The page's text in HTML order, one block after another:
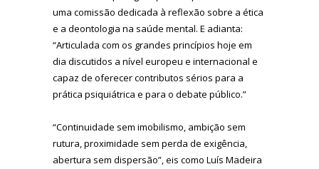
uma comissão dedicada à reflexão sobre a ética
e a deontologia na saúde mental. E adianta:
“Articulada com os grandes princípios hoje em
dia discutidos a nível europeu e internacional e
capaz de oferecer contributos sérios para a
prática psiquiátrica e para o debate público.”
“Continuidade sem imobilismo, ambição sem
rutura, proximidade sem perda de exigência,
abertura sem dispersão”, eis como Luís Madeira